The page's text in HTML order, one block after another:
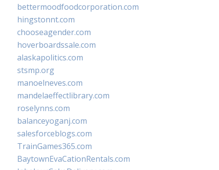
bettermoodfoodcorporation.com
hingstonnt.com
chooseagender.com
hoverboardssale.com
alaskapolitics.com
stsmp.org
manoelneves.com
mandelaeffectlibrary.com
roselynns.com
balanceyoganj.com
salesforceblogs.com
TrainGames365.com
BaytownEvaCationRentals.com